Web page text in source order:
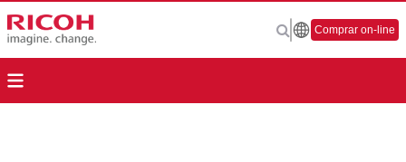
Comprar on-line